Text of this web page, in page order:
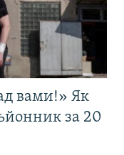
вами!» Як
за 20